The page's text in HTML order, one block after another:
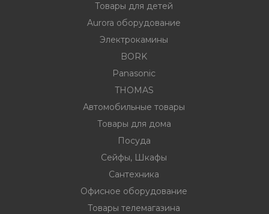
Товары для детей
Aurora оборудование
Электрокамины
BORK
Panasonic
THOMAS
Автомобильные товары
Товары для дома
Посуда
Сейфы, Шкафы
Сантехника
Офисное оборудование
Товары телемагазина